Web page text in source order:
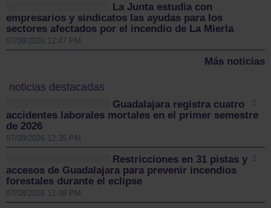
La Junta estudia con
empresarios y sindicatos las ayudas para los
sectores afectados por el incendio de La Mierla
07/08/2026 12:47 PM
Más noticias
noticias destacadas
Guadalajara registra cuatro
accidentes laborales mortales en el primer semestre
de 2026
07/08/2026 12:35 PM
Restricciones en 31 pistas y
accesos de Guadalajara para prevenir incendios
forestales durante el eclipse
07/08/2026 12:08 PM